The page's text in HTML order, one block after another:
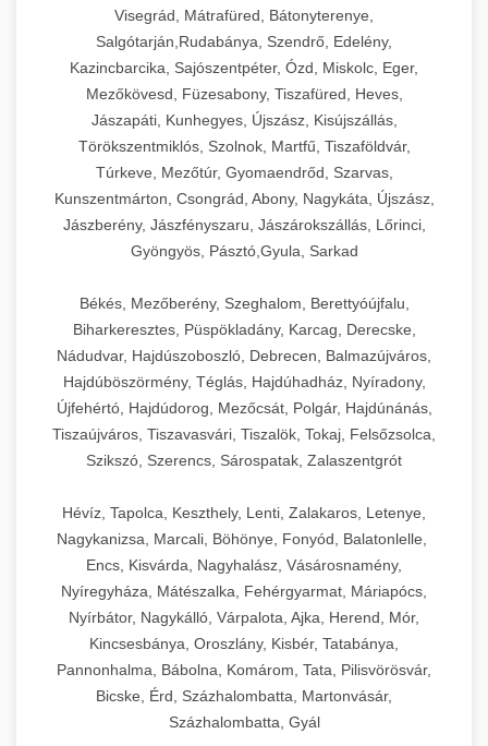
Visegrád, Mátrafüred, Bátonyterenye,
Salgótarján,Rudabánya, Szendrő, Edelény,
Kazincbarcika, Sajószentpéter, Ózd, Miskolc, Eger,
Mezőkövesd, Füzesabony, Tiszafüred, Heves,
Jászapáti, Kunhegyes, Újszász, Kisújszállás,
Törökszentmiklós, Szolnok, Martfű, Tiszaföldvár,
Túrkeve, Mezőtúr, Gyomaendrőd, Szarvas,
Kunszentmárton, Csongrád, Abony, Nagykáta, Újszász,
Jászberény, Jászfényszaru, Jászárokszállás, Lőrinci,
Gyöngyös, Pásztó,Gyula, Sarkad
Békés, Mezőberény, Szeghalom, Berettyóújfalu,
Biharkeresztes, Püspökladány, Karcag, Derecske,
Nádudvar, Hajdúszoboszló, Debrecen, Balmazújváros,
Hajdúböszörmény, Téglás, Hajdúhadház, Nyíradony,
Újfehértó, Hajdúdorog, Mezőcsát, Polgár, Hajdúnánás,
Tiszaújváros, Tiszavasvári, Tiszalök, Tokaj, Felsőzsolca,
Szikszó, Szerencs, Sárospatak, Zalaszentgrót
Hévíz, Tapolca, Keszthely, Lenti, Zalakaros, Letenye,
Nagykanizsa, Marcali, Böhönye, Fonyód, Balatonlelle,
Encs, Kisvárda, Nagyhalász, Vásárosnamény,
Nyíregyháza, Mátészalka, Fehérgyarmat, Máriapócs,
Nyírbátor, Nagykálló, Várpalota, Ajka, Herend, Mór,
Kincsesbánya, Oroszlány, Kisbér, Tatabánya,
Pannonhalma, Bábolna, Komárom, Tata, Pilisvörösvár,
Bicske, Érd, Százhalombatta, Martonvásár,
Százhalombatta, Gyál